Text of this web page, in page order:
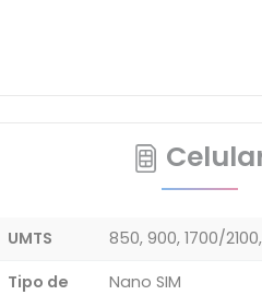
UMTS
850, 900, 1700/
Tipo de
Nano SIM